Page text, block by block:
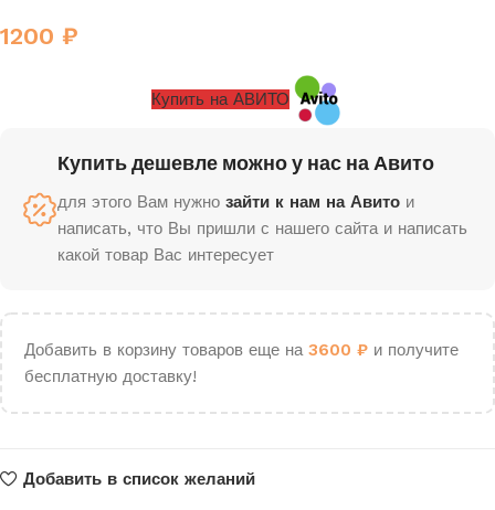
1200 ₽
Купить на АВИТО
Купить дешевле можно у нас на Авито
для этого Вам нужно зайти к нам на Авито и
написать, что Вы пришли с нашего сайта и написать
какой товар Вас интересует
Добавить в корзину товаров еще на 3600 ₽ и получите
бесплатную доставку!
Добавить в список желаний